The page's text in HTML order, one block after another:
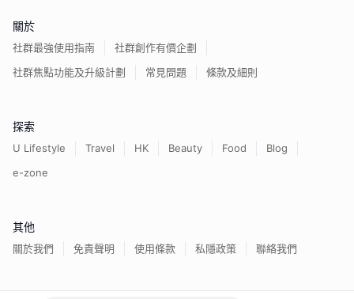
關於
社群最強使用指南
社群創作有價企劃
社群焦點功能及升級計劃
常見問題 條款及細則
探索
U Lifestyle Travel HK Beauty Food
Blog
e-zone
其他
關於我們 免責聲明 使用條款 私隱政策 聯絡我們